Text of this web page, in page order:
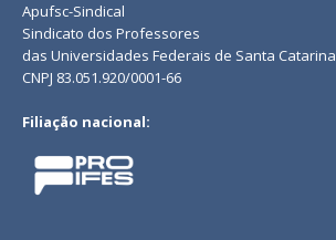
Apufsc-Sindical
Sindicato dos Professores
das Universidades Federais de Santa Catarina
CNPJ 83.051.920/0001-66
Filiação nacional: